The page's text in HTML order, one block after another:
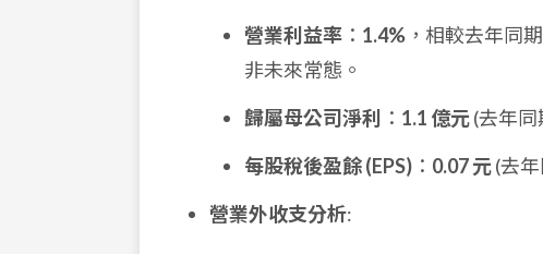
營業利益率 ： 1.4% ，相較去年同
非未來常態。
歸屬母公司淨利
： 1.1 億元(去年同
每股稅後盈餘 (EPS) ： 0.07 元(去
營業外收支分析: